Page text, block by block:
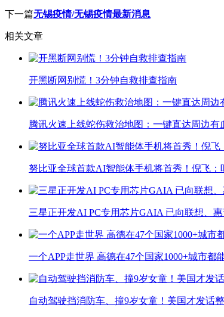
下一篇无锡疫情/无锡疫情最新消息
相关文章
开黑断网别慌！3分钟自救排查指南
腾讯火速上线蛇伤救治地图：一键直达周边有
努比亚全球首款AI智能体手机将首秀！倪飞
三星正开发AI PC专用芯片GAIA 已向联想、
一个APP走世界 高德在47个国家1000+城市都
自动驾驶挡消防车、撞9岁女童！美国才发话